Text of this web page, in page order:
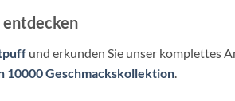
entdecken
und erkunden Sie unser komplettes
10000 Geschmackskollektion.